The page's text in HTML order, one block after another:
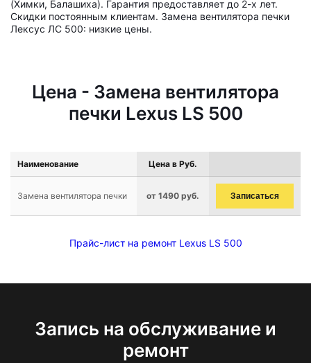
(Химки, Балашиха). Гарантия предоставляет до 2-х лет.
Скидки постоянным клиентам. Замена вентилятора печки
Лексус ЛС 500: низкие цены.
Цена - Замена вентилятора
печки Lexus LS 500
Наименование Цена в Руб.
Замена вентилятора печки от 1490 руб. Записаться
Прайс-лист на ремонт Lexus LS 500
Запись на обслуживание и
ремонт